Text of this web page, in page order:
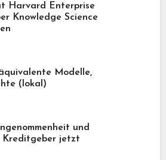
Harvard Enterprise
Knowledge Science
Modelle,
(lokal)
und
Kreditgeber jetzt